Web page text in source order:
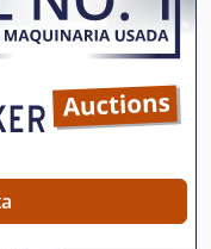
de todos los
proforma,
legal).